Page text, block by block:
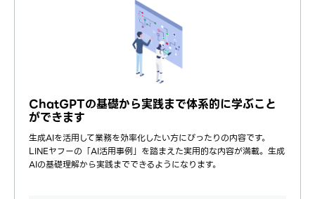
ChatGPTの基礎から実践まで体系的に学ぶこと
ができます
生成AIを活用して業務を効率化したい方にぴったりの内容です。
LINEヤフーの「AI活用事例」を踏まえた実用的な内容が満載。生成
AIの基礎理解から実践までできるようになります。